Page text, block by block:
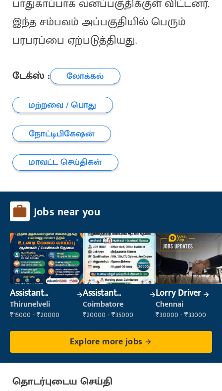
பாதுகாப்பாக வனப்பகுதிக்குள் விட்டனர்.
இந்த சம்பவம் அப்பகுதியில் பெரும்
பரபரப்பை ஏற்படுத்தியது.
டேக்ஸ் :
லோக்கல்
மற்றவை / பொது
நோட்டிபிகேஷன்
மாவட்ட செய்திகள்
Jobs near you
Assistant
Manager
Thirunelveli
₹15000 - ₹20000
Assistant
Manager
Coimbatore
₹20000 - ₹35000
Lorry Driver
Chennai
₹30000 - ₹33000
Explore more jobs
தொடர்புடைய செய்தி